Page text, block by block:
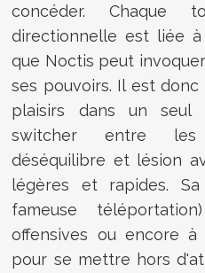
concéder.
directionnelle est liée
que Noctis peut
ses pouvoirs. Il est
plaisirs dans un
switcher entre les
déséquilibre et lésion
légères et rapides.
fameuse
offensives ou encore
pour se mettre hors